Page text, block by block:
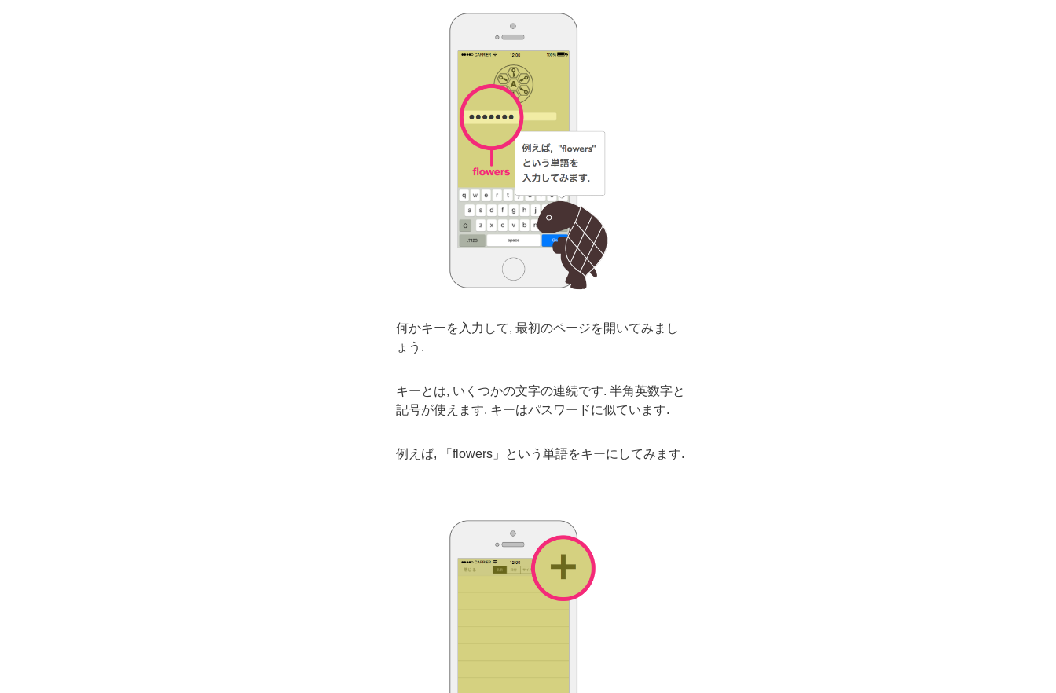
何かキーを入力して, 最初のページを開いてみまし
ょう.
キーとは, いくつかの文字の連続です. 半角英数字と
記号が使えます. キーはパスワードに似ています.
例えば, 「flowers」という単語をキーにしてみます.